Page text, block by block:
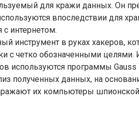
для кражи данных. Он
впоследствии для
с интернетом.
инструмент в руках хакеров,
с четко обозначенными целями.
используются программы Gauss
полученных данных, на
их компьютеры